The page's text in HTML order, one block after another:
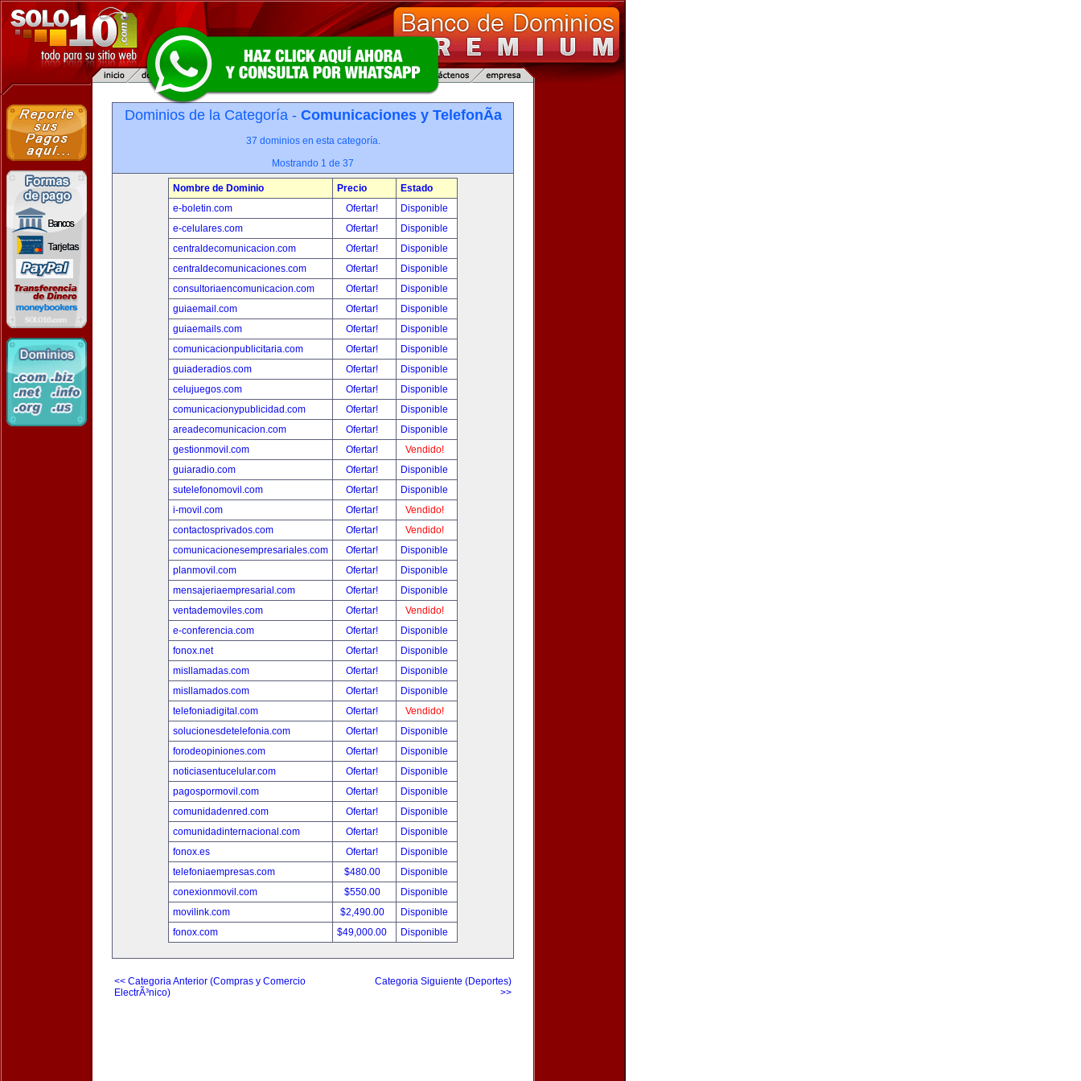
Dominios de la Categoría - Comunicaciones y TelefonÃ­a
37 dominios en esta categoría.
Mostrando 1 de 37
Nombre de Dominio Precio
Estado
e-boletin.com
Ofertar!
Disponible
e-celulares.com
Ofertar!
Disponible
centraldecomunicacion.com
Ofertar!
Disponible
centraldecomunicaciones.com
Ofertar!
Disponible
consultoriaencomunicacion.com
Ofertar!
Disponible
guiaemail.com
Ofertar!
Disponible
guiaemails.com
Ofertar!
Disponible
comunicacionpublicitaria.com
Ofertar!
Disponible
guiaderadios.com
Ofertar!
Disponible
celujuegos.com
Ofertar!
Disponible
comunicacionypublicidad.com
Ofertar!
Disponible
areadecomunicacion.com
Ofertar!
Disponible
gestionmovil.com
Ofertar!
Vendido!
guiaradio.com
Ofertar!
Disponible
sutelefonomovil.com
Ofertar!
Disponible
i-movil.com
Ofertar!
Vendido!
contactosprivados.com
Ofertar!
Vendido!
comunicacionesempresariales.com
Ofertar!
Disponible
planmovil.com
Ofertar!
Disponible
mensajeriaempresarial.com
Ofertar!
Disponible
ventademoviles.com
Ofertar!
Vendido!
e-conferencia.com
Ofertar!
Disponible
fonox.net
Ofertar!
Disponible
misllamadas.com
Ofertar!
Disponible
misllamados.com
Ofertar!
Disponible
telefoniadigital.com
Ofertar!
Vendido!
solucionesdetelefonia.com
Ofertar!
Disponible
forodeopiniones.com
Ofertar!
Disponible
noticiasentucelular.com
Ofertar!
Disponible
pagospormovil.com
Ofertar!
Disponible
comunidadenred.com
Ofertar!
Disponible
comunidadinternacional.com
Ofertar!
Disponible
fonox.es
Ofertar!
Disponible
telefoniaempresas.com
$480.00
Disponible
conexionmovil.com
$550.00
Disponible
movilink.com
$2,490.00
Disponible
fonox.com
$49,000.00 Disponible
<< Categoria Anterior (Compras y Comercio
ElectrÃ³nico)
Categoria Siguiente (Deportes)
>>